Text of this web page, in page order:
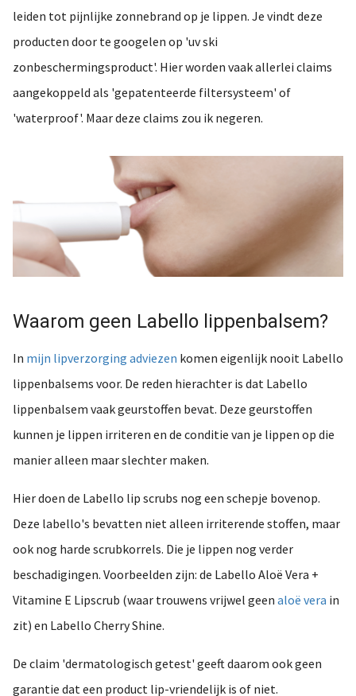
leiden tot pijnlijke zonnebrand op je lippen. Je vindt deze
producten door te googelen op 'uv ski
zonbeschermingsproduct'. Hier worden vaak allerlei claims
aangekoppeld als 'gepatenteerde filtersysteem' of
'waterproof'. Maar deze claims zou ik negeren.
Waarom geen Labello lippenbalsem?
In mijn lipverzorging adviezen komen eigenlijk nooit Labello
lippenbalsems voor. De reden hierachter is dat Labello
lippenbalsem vaak geurstoffen bevat. Deze geurstoffen
kunnen je lippen irriteren en de conditie van je lippen op die
manier alleen maar slechter maken.
Hier doen de Labello lip scrubs nog een schepje bovenop.
Deze labello's bevatten niet alleen irriterende stoffen, maar
ook nog harde scrubkorrels. Die je lippen nog verder
beschadigingen. Voorbeelden zijn: de Labello Aloë Vera +
Vitamine E Lipscrub (waar trouwens vrijwel geen aloë vera in
zit) en Labello Cherry Shine.
De claim 'dermatologisch getest' geeft daarom ook geen
garantie dat een product lip-vriendelijk is of niet.